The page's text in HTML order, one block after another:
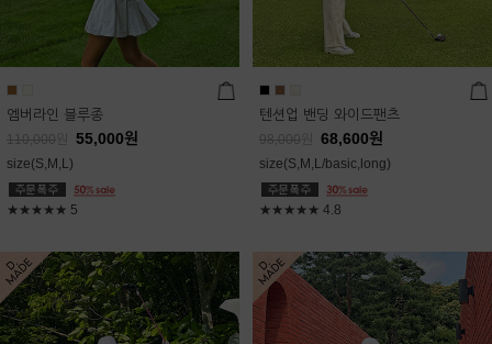
엠버라인 블루종
110,000 55,000원
size(S,M,L)
★★★★★ 5
텐션업 밴딩 와이드팬츠
98,000 68,600원
size(S,M,L/basic,long)
★★★★★ 4.8